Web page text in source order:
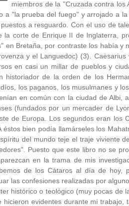
miembros de la "Cruzada contra los
a "la prueba del fuego" y arrojado a
a resguardo. Con el uso de
la corte de Enrique II de Inglaterra,
en Bretaña, por contraste los había
y el Languedoc) (3).
en casi un millar de pueblos y
historiador de la orden de los
los paganos, los musulmanes y
en común con la ciudad de
(fundados por un mercader de
de Europa. Los segundos eran los
éstos bien podía llamárseles los
del mundo teje el traje viviente
Puesto que este libro no se
en la trama de mis
de los Cátaros al día de
las confesiones realizadas por
histórico o teológico (muy pocas
evidentes durante mi